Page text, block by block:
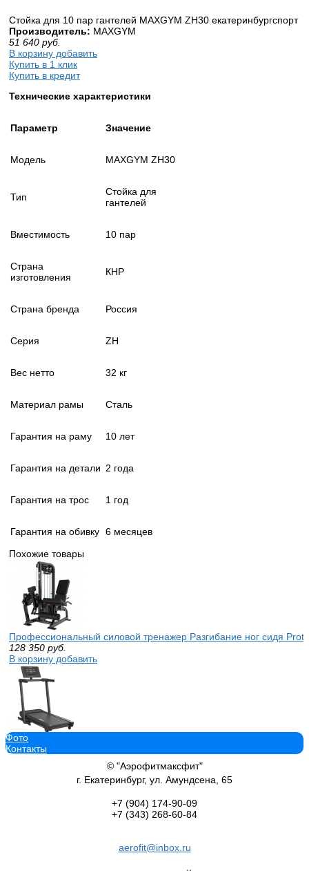
Стойка для 10 пар гантелей MAXGYM ZH30 екатеринбургспорт
Производитель: MAXGYM
51 640 руб.
В корзину добавить
Купить в 1 клик
Купить в кредит
Технические характеристики
Параметр Значение
Модель MAXGYM ZH30
Тип
Стойка для
гантелей
Вместимость 10 пар
Страна
изготовления
КНР
Страна бренда Россия
Серия ZH
Вес нетто 32 кг
Материал рамы Сталь
Гарантия на раму 10 лет
Гарантия на детали 2 года
Гарантия на трос 1 год
Гарантия на обивку 6 месяцев
Похожие товары
Профессиональный силовой тренажер Разгибание ног сидя
128 350 руб.
В корзину добавить
Беговая дорожка CardioPower Masters 3 sportsman
104 900 руб.
Эллиптический тренажер Reebok FR30 синий магнитный swat
Фото
Контакты
© "Аэрофитмаксфит"
г. Екатеринбург, ул. Амундсена, 65
+7 (904) 174-90-09
+7 (343) 268-60-84
aerofit@inbox.ru